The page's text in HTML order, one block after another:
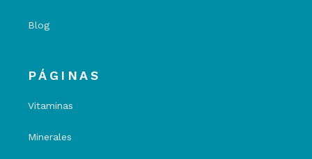
Blog
PÁGINAS
Vitaminas
Minerales